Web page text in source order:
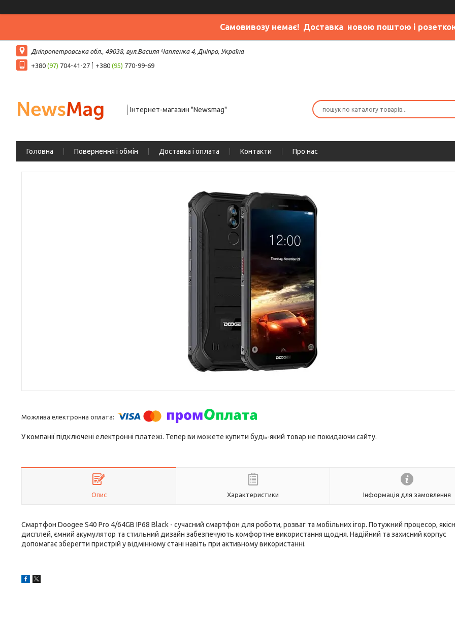
Самовивозу немає! Доставка новою поштою і
Дніпропетровська обл., 49038, вул.Василя Чапленка 4, Дніпро, Україна
+380 (97) 704-41-27 +380 (95) 770-99-69
Інтернет-магазин "Newsmag"
Головна Повернення і обмін Доставка і оплата Контакти Про нас
У компанії підключені електронні платежі. Тепер ви можете купити будь-який товар не покидаючи сайту.
Опис Характеристики Інформація для замовлення
Смартфон Doogee S40 Pro 4/64GB IP68 Black - сучасний смартфон для роботи, розваг та мобільних ігор. Потужний процесор,
дисплей, ємний акумулятор та стильний дизайн забезпечують комфортне використання щодня. Надійний та захисний корпус
допомагає зберегти пристрій у відмінному стані навіть при активному використанні.